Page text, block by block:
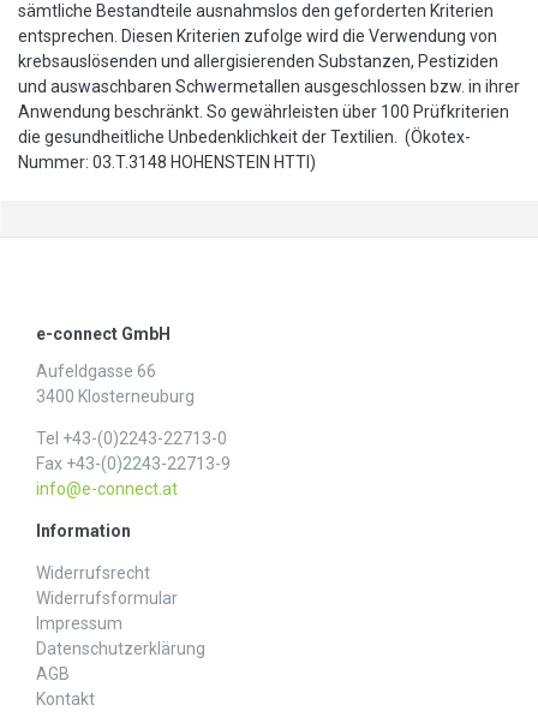
sämtliche Bestandteile ausnahmslos den geforderten Kriterien
entsprechen. Diesen Kriterien zufolge wird die Verwendung von
krebsauslösenden und allergisierenden Substanzen, Pestiziden
und auswaschbaren Schwermetallen ausgeschlossen bzw. in ihrer
Anwendung beschränkt. So gewährleisten über 100 Prüfkriterien
die gesundheitliche Unbedenklichkeit der Textilien. (Ökotex-
Nummer: 03.T.3148 HOHENSTEIN HTTI)
e-connect GmbH
Aufeldgasse 66
3400 Klosterneuburg
Tel +43-(0)2243-22713-0
Fax +43-(0)2243-22713-9
info@e-connect.at
Information
Widerrufs­recht
Widerrufs­formular
Impressum
Daten­schutz­erklärung
AGB
Kontakt